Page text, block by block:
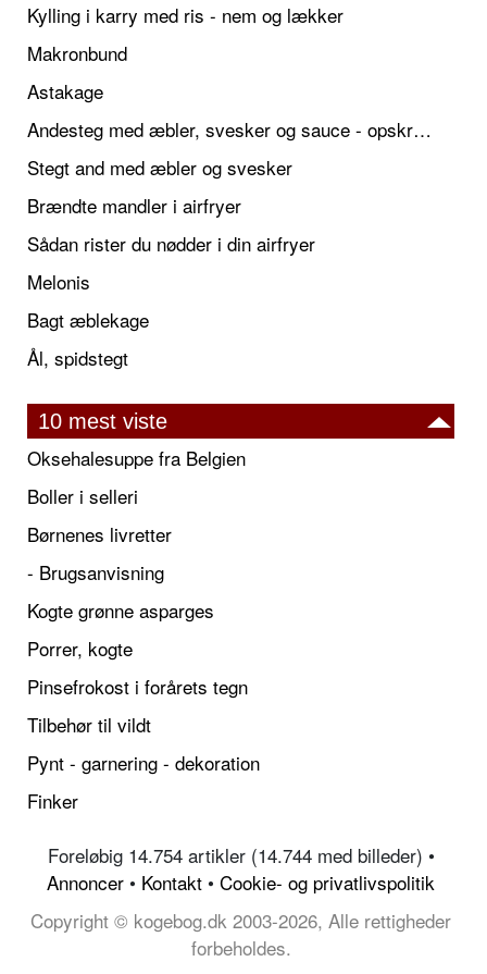
Kylling i karry med ris - nem og lækker
Makronbund
Astakage
Andesteg med æbler, svesker og sauce - opskrift også til jul
Stegt and med æbler og svesker
Brændte mandler i airfryer
Sådan rister du nødder i din airfryer
Melonis
Bagt æblekage
Ål, spidstegt
10 mest viste
Oksehalesuppe fra Belgien
Boller i selleri
Børnenes livretter
- Brugsanvisning
Kogte grønne asparges
Porrer, kogte
Pinsefrokost i forårets tegn
Tilbehør til vildt
Pynt - garnering - dekoration
Finker
Foreløbig 14.754 artikler (14.744 med billeder) •
Annoncer • Kontakt • Cookie- og privatlivspolitik
Copyright © kogebog.dk 2003-2026, Alle rettigheder
forbeholdes.